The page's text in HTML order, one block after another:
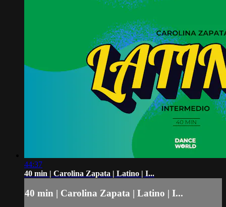
44:37
40 min | Carolina Zapata | Latino | I...
40 min | Carolina Zapata | Latino | I...